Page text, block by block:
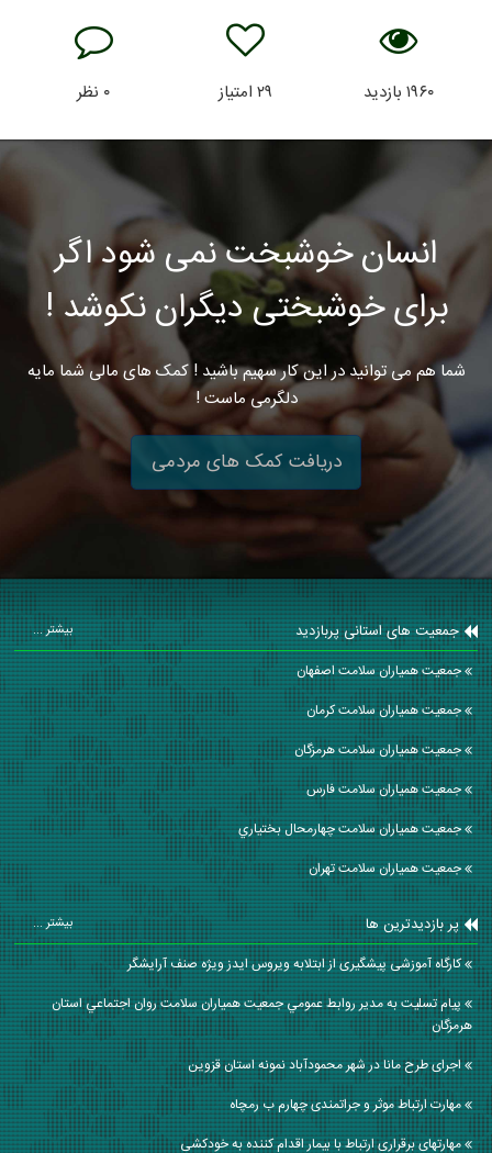
۱۹۶۰ بازدید ۲۹امتیاز ۰ نظر
انسان خوشبخت نمی شود اگر
برای خوشبختی دیگران نکوشد !
شما هم می توانید در این کار سهیم باشید ! کمک های مالی شما مایه
دلگرمی ماست !
دریافت کمک های مردمی
جمعیت های استانی پربازدید بیشتر ...
جمعیت همیاران سلامت اصفهان
جمعیت همیاران سلامت كرمان
جمعیت همیاران سلامت هرمزگان
جمعیت همیاران سلامت فارس
جمعیت همیاران سلامت چهارمحال بختياري
جمعیت همیاران سلامت تهران
پر بازدیدترین ها بیشتر ...
کارگاه آموزشی پیشگیری از ابتلابه ویروس ایدز ویژه صنف آرایشگر
پيام تسليت به مدير روابط عمومي جمعيت همياران سلامت روان اجتماعي استان
هرمزگان
اجرای طرح مانا در شهر محمودآباد نمونه استان قزوین
مهارت ارتباط موثر و جراتمندی چهارم ب رمچاه
مهارتهای برقراری ارتباط با بیمار اقدام کننده به خودکشی